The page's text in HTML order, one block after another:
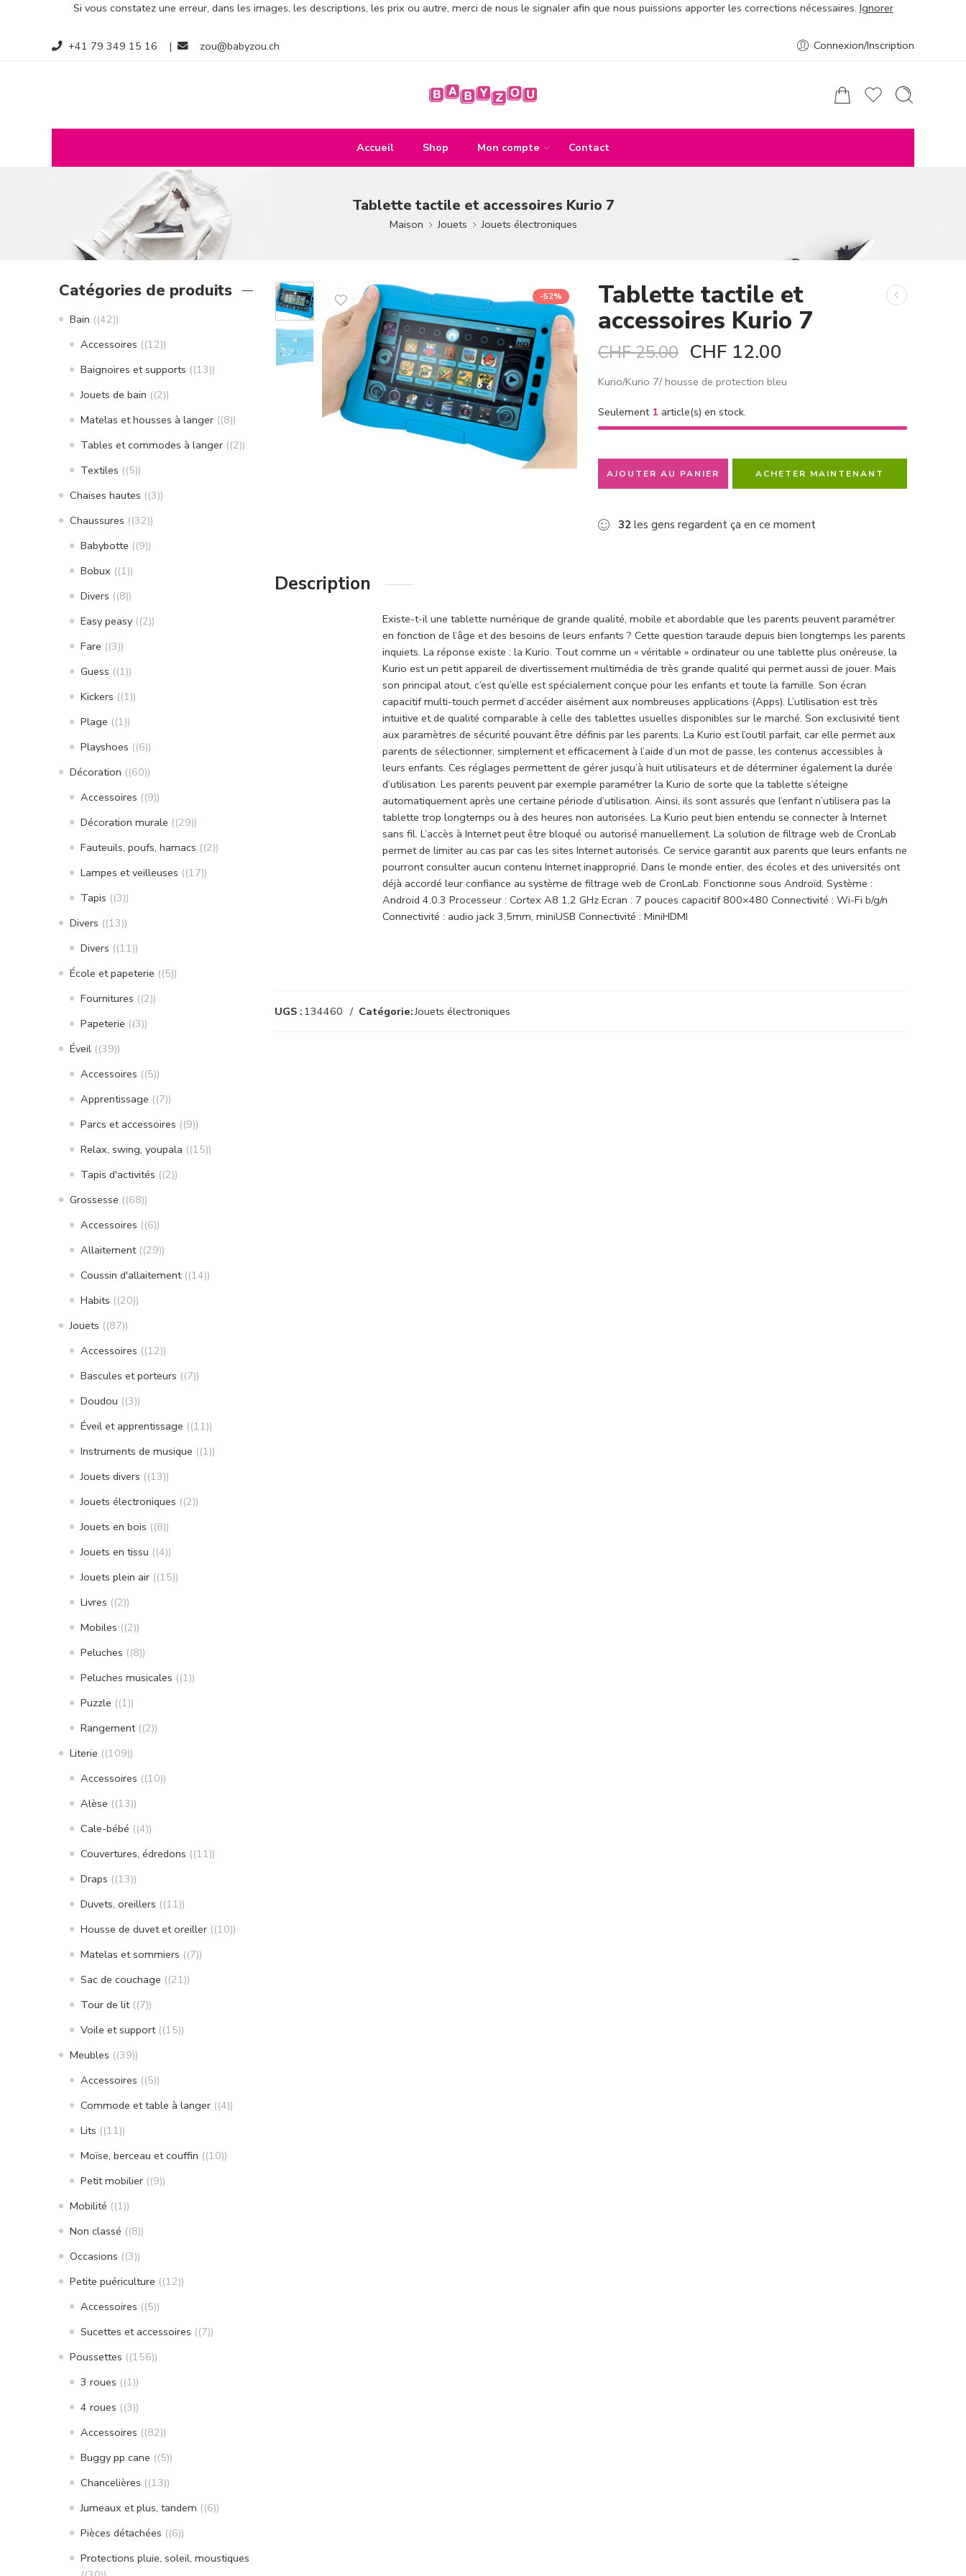
Si vous constatez une erreur, dans les images, les descriptions, les prix ou autre, merci de nous le signaler afin que nous puissions apporter les corrections nécessaires. Ignorer
+41 79 349 15 16 | zou@babyzou.ch Connexion/Inscription
Accueil Shop Mon compte Contact
Tablette tactile et accessoires Kurio 7
Maison Jouets Jouets électroniques
-52% Tablette tactile et
accessoires Kurio 7
CHF25.00 CHF 12.00
Kurio/Kurio 7/ housse de protection bleu
Seulement 1 article(s) en stock.
AJOUTER AU PANIER ACHETER MAINTENANT
32 les gens regardent ça en ce moment
Description
Existe-t-il une tablette numérique de grande qualité, mobile et abordable que les parents peuvent paramétrer
en fonction de l’âge et des besoins de leurs enfants ? Cette question taraude depuis bien longtemps les parents
inquiets. La réponse existe : la Kurio. Tout comme un « véritable » ordinateur ou une tablette plus onéreuse, la
Kurio est un petit appareil de divertissement multimédia de très grande qualité qui permet aussi de jouer. Mais
son principal atout, c’est qu’elle est spécialement conçue pour les enfants et toute la famille. Son écran
capacitif multi-touch permet d’accéder aisément aux nombreuses applications (Apps). L’utilisation est très
intuitive et de qualité comparable à celle des tablettes usuelles disponibles sur le marché. Son exclusivité tient
aux paramètres de sécurité pouvant être définis par les parents. La Kurio est l’outil parfait, car elle permet aux
parents de sélectionner, simplement et efficacement à l’aide d’un mot de passe, les contenus accessibles à
leurs enfants. Ces réglages permettent de gérer jusqu’à huit utilisateurs et de déterminer également la durée
d’utilisation. Les parents peuvent par exemple paramétrer la Kurio de sorte que la tablette s’éteigne
automatiquement après une certaine période d’utilisation. Ainsi, ils sont assurés que l’enfant n’utilisera pas la
tablette trop longtemps ou à des heures non autorisées. La Kurio peut bien entendu se connecter à Internet
sans fil. L’accès à Internet peut être bloqué ou autorisé manuellement. La solution de filtrage web de CronLab
permet de limiter au cas par cas les sites Internet autorisés. Ce service garantit aux parents que leurs enfants ne
pourront consulter aucun contenu Internet inapproprié. Dans le monde entier, des écoles et des universités ont
déjà accordé leur confiance au système de filtrage web de CronLab. Fonctionne sous Androïd. Système :
Android 4.0.3 Processeur : Cortex A8 1,2 GHz Ecran : 7 pouces capacitif 800×480 Connectivité : Wi-Fi b/g/n
Connectivité : audio jack 3,5mm, miniUSB Connectivité : MiniHDMI
UGS : 134460 Catégorie:Jouets électroniques
Catégories de produits
Bain (42)
Accessoires (12)
Baignoires et supports (13)
Jouets de bain (2)
Matelas et housses à langer (8)
Tables et commodes à langer (2)
Textiles (5)
Chaises hautes (3)
Chaussures (32)
Babybotte (9)
Bobux (1)
Divers (8)
Easy peasy (2)
Fare (3)
Guess (1)
Kickers (1)
Plage (1)
Playshoes (6)
Décoration (60)
Accessoires (9)
Décoration murale (29)
Fauteuils, poufs, hamacs (2)
Lampes et veilleuses (17)
Tapis (3)
Divers (13)
Divers (11)
École et papeterie (5)
Fournitures (2)
Papeterie (3)
Éveil (39)
Accessoires (5)
Apprentissage (7)
Parcs et accessoires (9)
Relax, swing, youpala (15)
Tapis d'activités (2)
Grossesse (68)
Accessoires (6)
Allaitement (29)
Coussin d'allaitement (14)
Habits (20)
Jouets (87)
Accessoires (12)
Bascules et porteurs (7)
Doudou (3)
Éveil et apprentissage (11)
Instruments de musique (1)
Jouets divers (13)
Jouets électroniques (2)
Jouets en bois (8)
Jouets en tissu (4)
Jouets plein air (15)
Livres (2)
Mobiles (2)
Peluches (8)
Peluches musicales (1)
Puzzle (1)
Rangement (2)
Literie (109)
Accessoires (10)
Alèse (13)
Cale-bébé (4)
Couvertures, édredons (11)
Draps (13)
Duvets, oreillers (11)
Housse de duvet et oreiller (10)
Matelas et sommiers (7)
Sac de couchage (21)
Tour de lit (7)
Voile et support (15)
Meubles (39)
Accessoires (5)
Commode et table à langer (4)
Lits (11)
Moïse, berceau et couffin (10)
Petit mobilier (9)
Mobilité (1)
Non classé (8)
Occasions (3)
Petite puériculture (12)
Accessoires (5)
Sucettes et accessoires (7)
Poussettes (156)
3 roues (1)
4 roues (3)
Accessoires (82)
Buggy pp cane (5)
Chancelières (13)
Jumeaux et plus, tandem (6)
Pièces détachées (6)
Protections pluie, soleil, moustiques